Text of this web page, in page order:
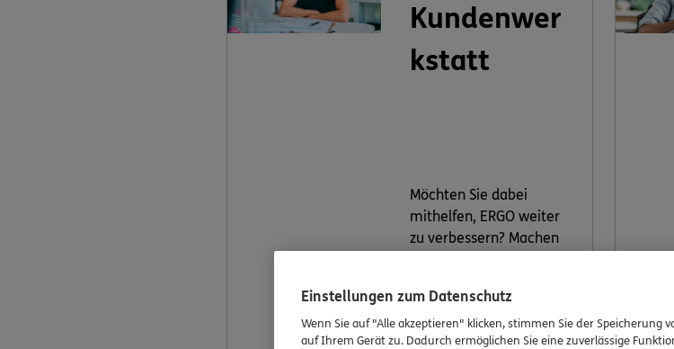
Kundenwer
kstatt
Möchten Sie dabei
mithelfen, ERGO weiter
zu verbessern? Machen
Einstellungen zum Datenschutz
Wenn Sie auf "Alle akzeptieren" klicken, stimmen Sie der Speicherung
auf Ihrem Gerät zu. Dadurch ermöglichen Sie eine zuverlässige